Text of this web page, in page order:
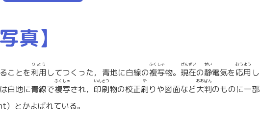
真】
ことを利用
りよう
してつくった，青地に白線の複写
ふくしゃ
物。 現在
げんざい
の静
せい
電気を応用
おうよう
し
白地に青線で複写
ふくしゃ
され， 印刷
いんさつ
物の校正刷
ず
りや図面など大判
おおばん
のものに一部
）とかよばれている。